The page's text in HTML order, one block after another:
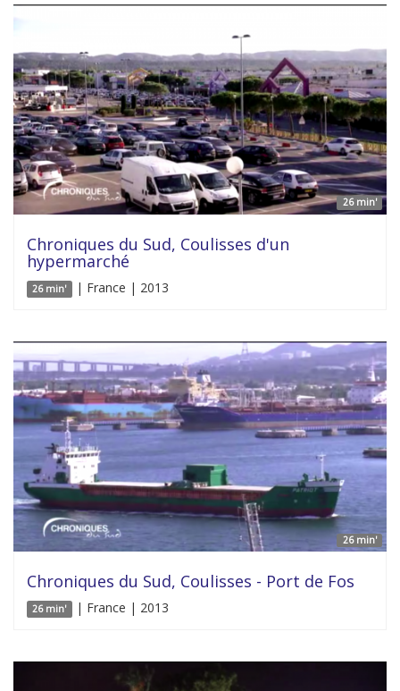
26 min'
Chroniques du Sud, Coulisses d'un
hypermarché
26 min' | France | 2013
26 min'
Chroniques du Sud, Coulisses - Port de Fos
26 min' | France | 2013